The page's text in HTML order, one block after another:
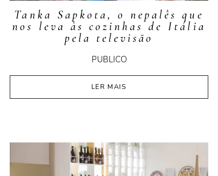
Tanka Sapkota, o nepalês que
nos leva às cozinhas de Itália
pela televisão
PUBLICO
LER MAIS